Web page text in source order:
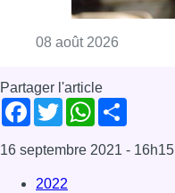
08 août 2026
Partager l'article
Facebook
TwitterWhatsApp
16 septembre 2021 - 16h15
2022